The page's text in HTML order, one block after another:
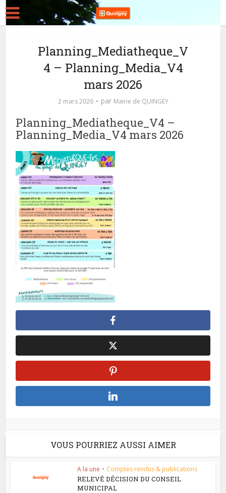
Planning_Mediatheque_V
4 – Planning_Media_V4
mars 2026
2 mars 2026 par Mairie de QUINGEY
Planning_Mediatheque_V4 –
Planning_Media_V4 mars 2026
VOUS POURRIEZ AUSSI AIMER
A la une • Comptes rendus & publications
RELEVÉ DÉCISION DU CONSEIL
MUNICIPAL